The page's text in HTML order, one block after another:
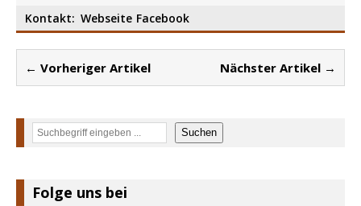
Kontakt: Webseite Facebook
← Vorheriger Artikel Nächster Artikel →
Suchen Suchen
Folge uns bei